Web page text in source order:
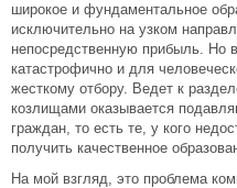
широкое и фундаментальное
исключительно на узком
непосредственную прибыль. Но
катастрофично и для
жесткому отбору. Ведет к
козлищами оказывается
граждан, то есть те, у кого
получить качественное
На мой взгляд, это проблема